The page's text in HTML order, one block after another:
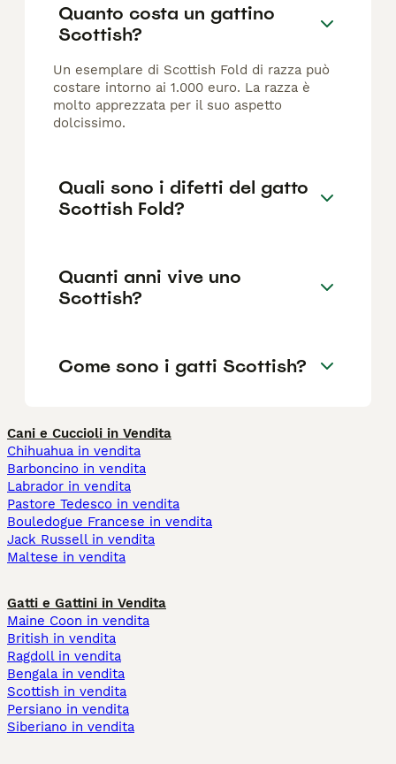
Quanto costa un gattino
Scottish?
Un esemplare di Scottish Fold di razza può
costare intorno ai 1.000 euro. La razza è
molto apprezzata per il suo aspetto
dolcissimo.
Quali sono i difetti del gatto
Scottish Fold?
Quanti anni vive uno
Scottish?
Come sono i gatti Scottish?
Cani e Cuccioli in Vendita
Chihuahua in vendita
Barboncino in vendita
Labrador in vendita
Pastore Tedesco in vendita
Bouledogue Francese in vendita
Jack Russell in vendita
Maltese in vendita
Gatti e Gattini in Vendita
Maine Coon in vendita
British in vendita
Ragdoll in vendita
Bengala in vendita
Scottish in vendita
Persiano in vendita
Siberiano in vendita